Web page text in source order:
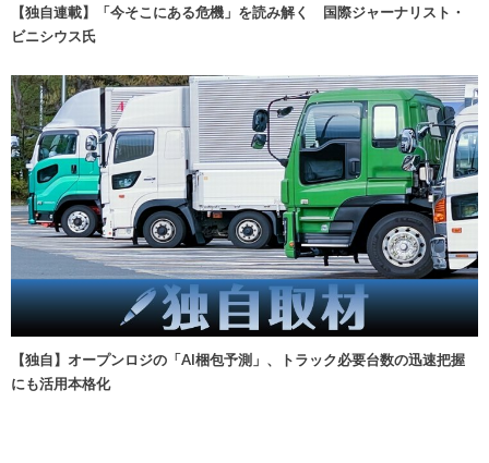
【独自連載】「今そこにある危機」を読み解く 国際ジャーナリスト・
ビニシウス氏
【独自】オープンロジの「AI梱包予測」、トラック必要台数の迅速把握
にも活用本格化